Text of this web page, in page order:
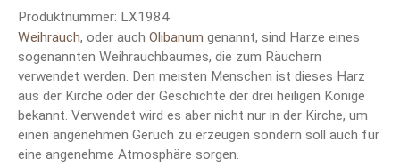
Produktnummer: LX1984
Weihrauch, oder auch Olibanum genannt, sind Harze eines
sogenannten Weihrauchbaumes, die zum Räuchern
verwendet werden. Den meisten Menschen ist dieses Harz
aus der Kirche oder der Geschichte der drei heiligen Könige
bekannt. Verwendet wird es aber nicht nur in der Kirche, um
einen angenehmen Geruch zu erzeugen sondern soll auch für
eine angenehme Atmosphäre sorgen.